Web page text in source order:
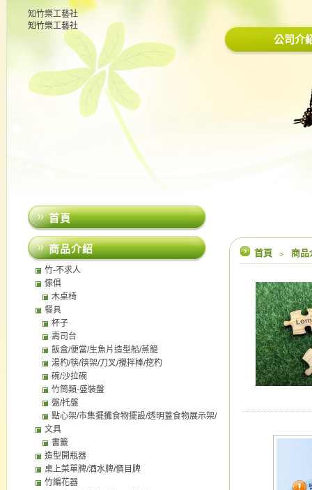
知竹樂工藝社
知竹樂工藝社
公司介
首頁 ﹥ 商
首頁
商品介紹
竹-不求人
傢俱
木桌椅
餐具
杯子
壽司台
飯盒/便當/生魚片造型船/蒸籠
湯杓/筷/筷架/刀叉/攪拌棒/挖杓
碗/沙拉碗
竹筒類-盛裝盤
盤/托盤
點心架/市集擺攤食物擺設/透明蓋食物展示架/
點心盤/托盤
文具
書籤
造型開瓶器
桌上菜單牌/酒水牌/價目牌
竹編花器